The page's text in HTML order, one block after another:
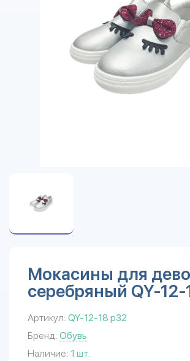
Мокасины для
серебряный QY-12-
Артикул: QY-12-18 р32
Бренд: Обувь
Наличие: 1 шт.